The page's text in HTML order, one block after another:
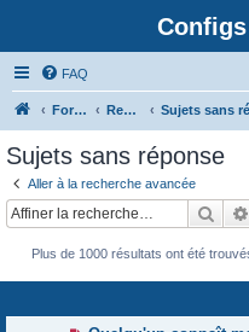
FAQ
Forum Rechercher Sujets sans
Sujets sans réponse
Aller à la recherche avancée
Plus de 1000 résultats ont été